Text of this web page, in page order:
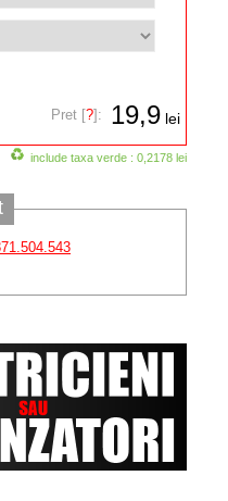
Pret [?]: 19,9 lei
include taxa verde : 0,2178 lei